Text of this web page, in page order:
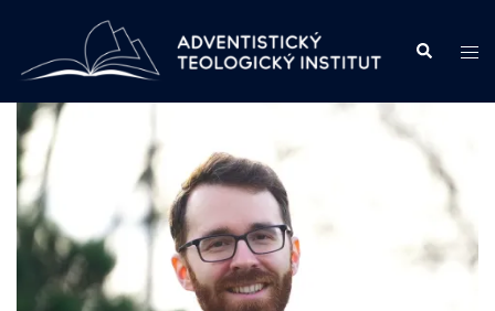
content
Search